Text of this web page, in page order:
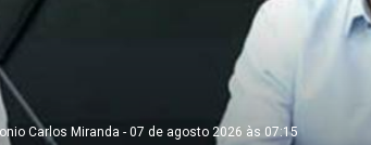
Carlos Miranda - 07 de agosto 2026 às 07:15